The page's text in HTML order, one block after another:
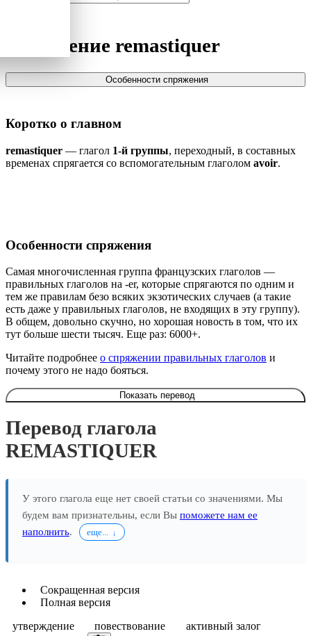
Спряжение remastiquer
Особенности спряжения
Коротко о главном
remastiquer — глагол 1-й группы, переходный, в составных
временах спрягается со вспомогательным глаголом avoir.
Особенности спряжения
Самая многочисленная группа французских глаголов —
правильных глаголов на -er, которые спрягаются по одним и
тем же правилам безо всяких экзотических случаев (а такие
есть даже у правильных глаголов, не входящих в эту группу).
В общем, довольно скучно, но хорошая новость в том, что их
тут больше шести тысяч. Еще раз: 6000+.
Читайте подробнее о спряжении правильных глаголов и
почему этого не надо бояться.
Показать перевод
Перевод глагола
REMASTIQUER
У этого глагола еще нет своей статьи со значениями. Мы
будем вам признательны, если Вы поможете нам ее
наполнить. еще...
Сокращенная версия
Полная версия
утверждение
повествование
активный залог